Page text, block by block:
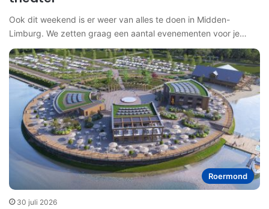
Ook dit weekend is er weer van alles te doen in Midden-
Limburg. We zetten graag een aantal evenementen voor je…
Roermond
30 juli 2026